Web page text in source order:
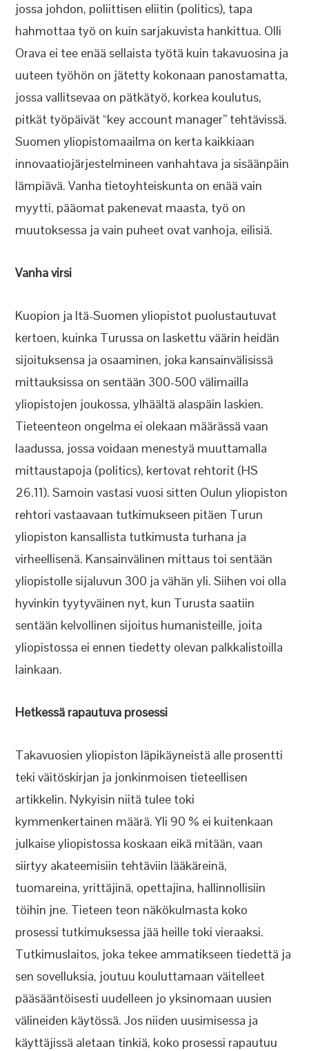
jossa johdon, poliittisen eliitin (politics), tapa
hahmottaa työ on kuin sarjakuvista hankittua. Olli
Orava ei tee enää sellaista työtä kuin takavuosina ja
uuteen työhön on jätetty kokonaan panostamatta,
jossa vallitsevaa on pätkätyö, korkea koulutus,
pitkät työpäivät “key account manager” tehtävissä.
Suomen yliopistomaailma on kerta kaikkiaan
innovaatiojärjestelmineen vanhahtava ja sisäänpäin
lämpiävä. Vanha tietoyhteiskunta on enää vain
myytti, pääomat pakenevat maasta, työ on
muutoksessa ja vain puheet ovat vanhoja, eilisiä.
Vanha virsi
Kuopion ja Itä-Suomen yliopistot puolustautuvat
kertoen, kuinka Turussa on laskettu väärin heidän
sijoituksensa ja osaaminen, joka kansainvälisissä
mittauksissa on sentään 300-500 välimailla
yliopistojen joukossa, ylhäältä alaspäin laskien.
Tieteenteon ongelma ei olekaan määrässä vaan
laadussa, jossa voidaan menestyä muuttamalla
mittaustapoja (politics), kertovat rehtorit (HS
26.11). Samoin vastasi vuosi sitten Oulun yliopiston
rehtori vastaavaan tutkimukseen pitäen Turun
yliopiston kansallista tutkimusta turhana ja
virheellisenä. Kansainvälinen mittaus toi sentään
yliopistolle sijaluvun 300 ja vähän yli. Siihen voi olla
hyvinkin tyytyväinen nyt, kun Turusta saatiin
sentään kelvollinen sijoitus humanisteille, joita
yliopistossa ei ennen tiedetty olevan palkkalistoilla
lainkaan.
Hetkessä rapautuva prosessi
Takavuosien yliopiston läpikäyneistä alle prosentti
teki väitöskirjan ja jonkinmoisen tieteellisen
artikkelin. Nykyisin niitä tulee toki
kymmenkertainen määrä. Yli 90 % ei kuitenkaan
julkaise yliopistossa koskaan eikä mitään, vaan
siirtyy akateemisiin tehtäviin lääkäreinä,
tuomareina, yrittäjinä, opettajina, hallinnollisiin
töihin jne. Tieteen teon näkökulmasta koko
prosessi tutkimuksessa jää heille toki vieraaksi.
Tutkimuslaitos, joka tekee ammatikseen tiedettä ja
sen sovelluksia, joutuu kouluttamaan väitelleet
pääsääntöisesti uudelleen jo yksinomaan uusien
välineiden käytössä. Jos niiden uusimisessa ja
käyttäjissä aletaan tinkiä, koko prosessi rapautuu